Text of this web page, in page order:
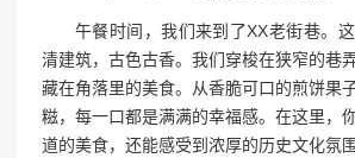
午餐时间，我们来到了XX老街巷。
清建筑，古色古香。我们穿梭在狭窄的巷
藏在角落里的美食。从香脆可口的煎饼果
糍，每一口都是满满的幸福感。在这里，
道的美食，还能感受到浓厚的历史文化氛围